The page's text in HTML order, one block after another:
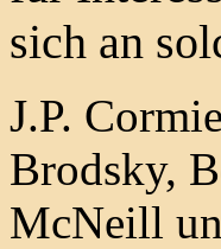
sich an
J.P.
Brodsky,
McNeill